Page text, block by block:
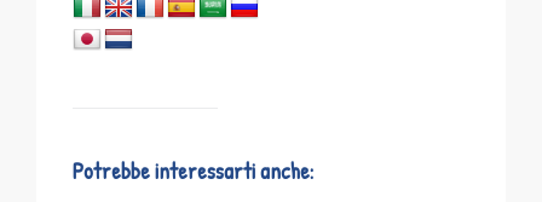
Potrebbe interessarti anche: